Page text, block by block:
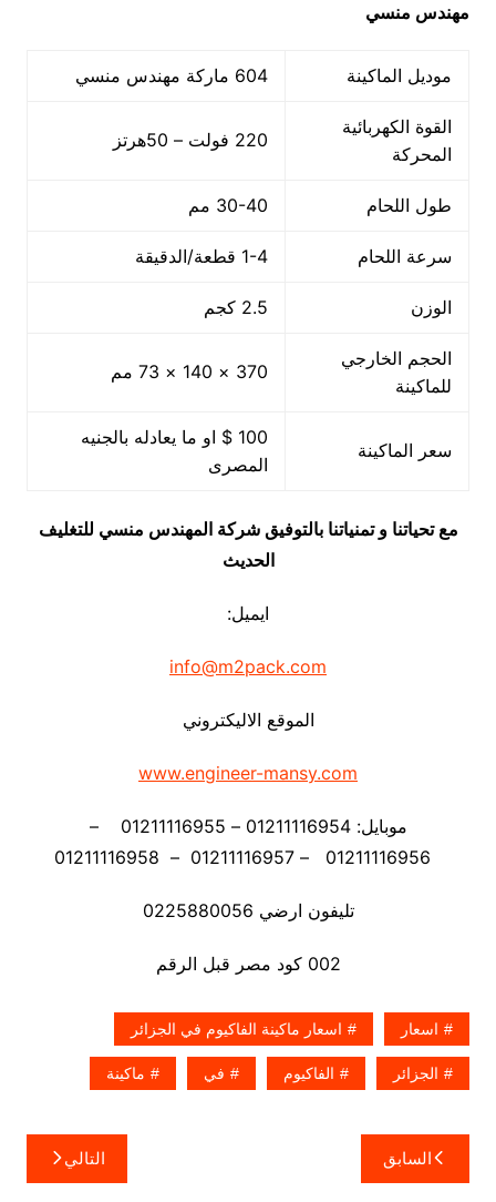
مهندس منسي
موديل الماكينة 604 ماركة مهندس منسي
القوة الكهربائية
المحركة
220 فولت – 50هرتز
طول اللحام 30-40 مم
سرعة اللحام 1-4 قطعة/الدقيقة
الوزن 2.5 كجم
الحجم الخارجي
للماكينة
370 × 140 × 73 مم
سعر الماكينة
100 $ او ما يعادله بالجنيه
المصرى
مع تحياتنا و تمنياتنا بالتوفيق شركة المهندس منسي للتغليف
الحديث
ايميل:
info@m2pack.com
الموقع الاليكتروني
www.engineer-mansy.com
موبايل: 01211116954 – 01211116955 –
تليفون ارضي 0225880056
002 كود مصر قبل الرقم
اسعار اسعار ماكينة الفاكيوم في الجزائر
الجزائر الفاكيوم في ماكينة
تصفّح
المقالات
السابق التالي